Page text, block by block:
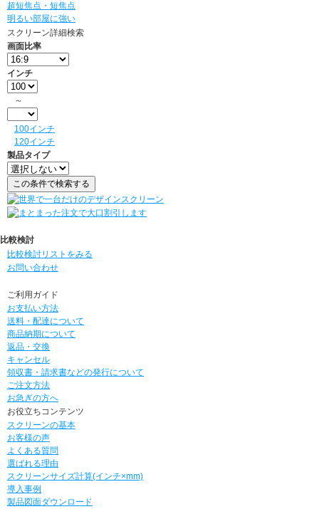
超短焦点・短焦点
明るい部屋に強い
スクリーン詳細検索
画面比率
インチ
～
100インチ
120インチ
製品タイプ
比較検討
比較検討リストをみる
お問い合わせ
ご利用ガイド
お支払い方法
送料・配達について
商品納期について
返品・交換
キャンセル
領収書・請求書などの発行について
ご注文方法
お急ぎの方へ
お役立ちコンテンツ
スクリーンの基本
お客様の声
よくある質問
選ばれる理由
スクリーンサイズ計算(インチ×mm)
導入事例
製品図面ダウンロード